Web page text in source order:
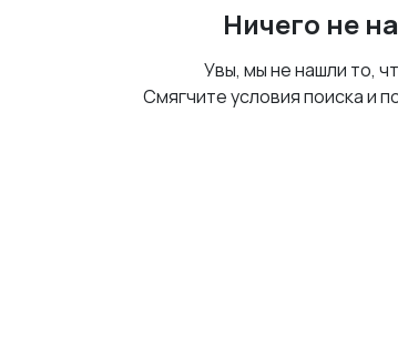
Ничего не
Увы, мы не нашли то,
Смягчите условия поиска и